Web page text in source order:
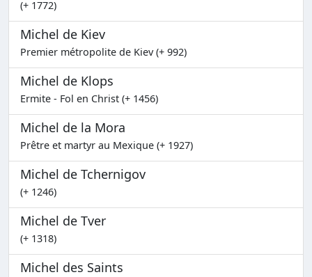
(+ 1772)
Michel de Kiev
Premier métropolite de Kiev (+ 992)
Michel de Klops
Ermite - Fol en Christ (+ 1456)
Michel de la Mora
Prêtre et martyr au Mexique (+ 1927)
Michel de Tchernigov
(+ 1246)
Michel de Tver
(+ 1318)
Michel des Saints